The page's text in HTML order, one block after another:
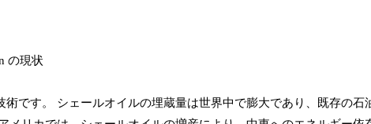
術です。 シェールオイルの埋蔵量は世界中で膨大であり、既存の石